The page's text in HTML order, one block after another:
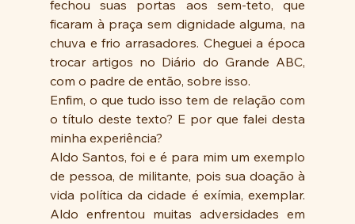
fechou suas portas aos sem-teto, que
ficaram à praça sem dignidade alguma, na
chuva e frio arrasadores. Cheguei a época
trocar artigos no Diário do Grande ABC,
com o padre de então, sobre isso.
Enfim, o que tudo isso tem de relação com
o título deste texto? E por que falei desta
minha experiência?
Aldo Santos, foi e é para mim um exemplo
de pessoa, de militante, pois sua doação à
vida política da cidade é exímia, exemplar.
Aldo enfrentou muitas adversidades em